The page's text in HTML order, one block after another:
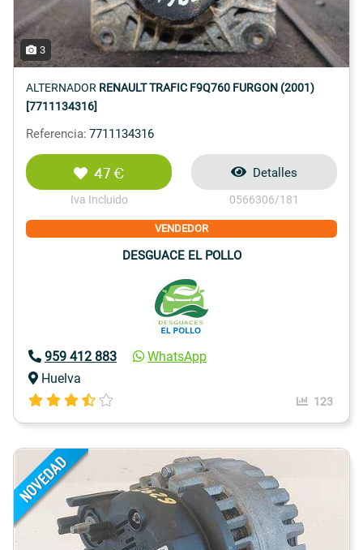
3
ALTERNADOR RENAULT TRAFIC F9Q760 FURGON (2001)
[7711134316]
Referencia: 7711134316
47 €
Iva Incluido
Detalles
0566306/181
VENDEDOR
DESGUACE EL POLLO
959 412 883
WhatsApp
Huelva
123